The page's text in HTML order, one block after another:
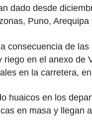
dado desde
Puno, Arequipa
consecuencia de
en el anexo
en la carretera,
huaicos en los
en masa y llegan